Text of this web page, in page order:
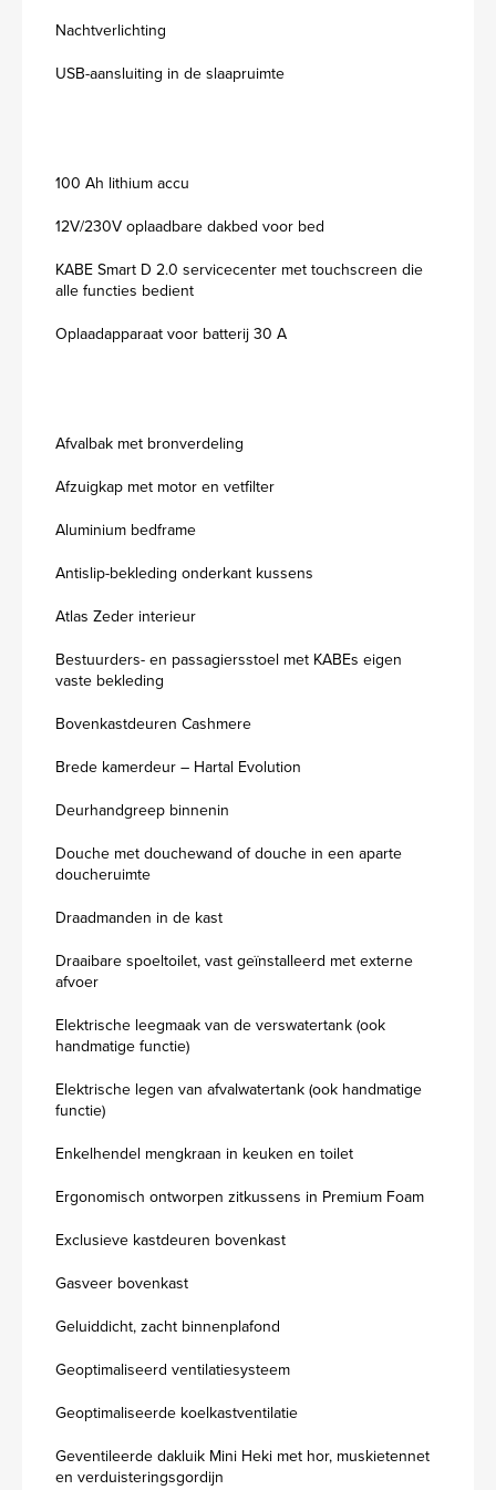
Nachtverlichting
USB-aansluiting in de slaapruimte
100 Ah lithium accu
12V/230V oplaadbare dakbed voor bed
KABE Smart D 2.0 servicecenter met touchscreen die
alle functies bedient
Oplaadapparaat voor batterij 30 A
Afvalbak met bronverdeling
Afzuigkap met motor en vetfilter
Aluminium bedframe
Antislip-bekleding onderkant kussens
Atlas Zeder interieur
Bestuurders- en passagiersstoel met KABEs eigen
vaste bekleding
Bovenkastdeuren Cashmere
Brede kamerdeur – Hartal Evolution
Deurhandgreep binnenin
Douche met douchewand of douche in een aparte
doucheruimte
Draadmanden in de kast
Draaibare spoeltoilet, vast geïnstalleerd met externe
afvoer
Elektrische leegmaak van de verswatertank (ook
handmatige functie)
Elektrische legen van afvalwatertank (ook handmatige
functie)
Enkelhendel mengkraan in keuken en toilet
Ergonomisch ontworpen zitkussens in Premium Foam
Exclusieve kastdeuren bovenkast
Gasveer bovenkast
Geluiddicht, zacht binnenplafond
Geoptimaliseerd ventilatiesysteem
Geoptimaliseerde koelkastventilatie
Geventileerde dakluik Mini Heki met hor, muskietennet
en verduisteringsgordijn